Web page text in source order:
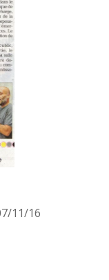
11/16